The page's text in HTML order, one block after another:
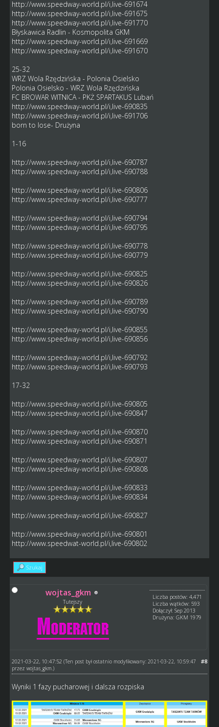
http://www.speedway-world.pl/i,live-691674
http://www.speedway-world.pl/i,live-691675
http://www.speedway-world.pl/i,live-691770
Błyskawica Radlin - Kosmopolita GKM
http://www.speedway-world.pl/i,live-691669
http://www.speedway-world.pl/i,live-691670
25-32
WRZ Wola Rzędzińska - Polonia Osielsko
Polonia Osielsko - WRZ Wola Rzędzińska
FC BROWAR WITNICA - PKŻ SPARTAKUS Lubań
http://www.speedway-world.pl/i,live-690835
http://www.speedway-world.pl/i,live-691706
born to lose- Drużyna
1-16
http://www.speedway-world.pl/i,live-690787
http://www.speedway-world.pl/i,live-690788
http://www.speedway-world.pl/i,live-690806
http://www.speedway-world.pl/i,live-690777
http://www.speedway-world.pl/i,live-690794
http://www.speedway-world.pl/i,live-690795
http://www.speedway-world.pl/i,live-690778
http://www.speedway-world.pl/i,live-690779
http://www.speedway-world.pl/i,live-690825
http://www.speedway-world.pl/i,live-690826
http://www.speedway-world.pl/i,live-690789
http://www.speedway-world.pl/i,live-690790
http://www.speedway-world.pl/i,live-690855
http://www.speedway-world.pl/i,live-690856
http://www.speedway-world.pl/i,live-690792
http://www.speedway-world.pl/i,live-690793
17-32
http://www.speedway-world.pl/i,live-690805
http://www.speedway-world.pl/i,live-690847
http://www.speedway-world.pl/i,live-690870
http://www.speedway-world.pl/i,live-690871
http://www.speedway-world.pl/i,live-690807
http://www.speedway-world.pl/i,live-690808
http://www.speedway-world.pl/i,live-690833
http://www.speedway-world.pl/i,live-690834
http://www.speedway-world.pl/i,live-690827
http://www.speedway-world.pl/i,live-690801
http://www.speedwat-world.pl/i,live-690802
Szukaj
wojtas_gkm
Tutejszy
Liczba postów: 4,471
Liczba wątków: 593
Dołączył: Sep 2013
Drużyna: GKM 1979
#8
2021-03-22, 10:47:52 (Ten post był ostatnio modyfikowany: 2021-03-22, 10:59:47
przez wojtas_gkm.)
Wyniki 1 fazy pucharowej i dalsza rozpiska